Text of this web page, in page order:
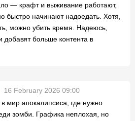
— крафт и выживание работают,
быстро начинают надоедать. Хотя,
можно убить время. Надеюсь,
добавят больше контента в
16 February 2026 09:00
мир апокалипсиса, где нужно
зомби. Графика неплохая, но